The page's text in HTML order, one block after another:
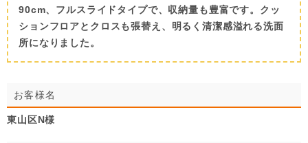
90cm、フルスライドタイプで、収納量も豊富です。クッ
ションフロアとクロスも張替え、明るく清潔感溢れる洗面
所になりました。
お客様名
東山区N様